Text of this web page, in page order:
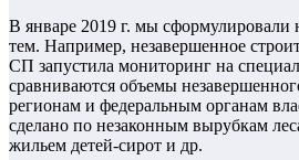
В январе 2019 г. мы сформулировали
тем. Например, незавершенное
СП запустила мониторинг на
сравниваются объемы
регионам и федеральным органам
сделано по незаконным вырубкам
жильем детей-сирот и др.